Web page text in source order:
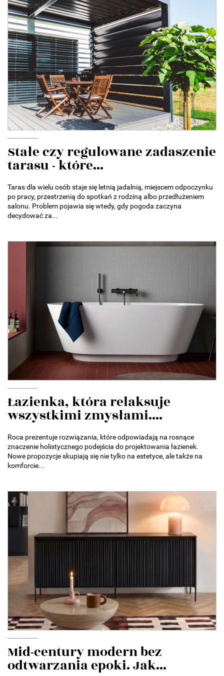
Stałe czy regulowane zadaszenie
tarasu - które...
Taras dla wielu osób staje się letnią jadalnią, miejscem odpoczynku
po pracy, przestrzenią do spotkań z rodziną albo przedłużeniem
salonu. Problem pojawia się wtedy, gdy pogoda zaczyna
decydować za...
Łazienka, która relaksuje
wszystkimi zmysłami....
Roca prezentuje rozwiązania, które odpowiadają na rosnące
znaczenie holistycznego podejścia do projektowania łazienek.
Nowe propozycje skupiają się nie tylko na estetyce, ale także na
komforcie...
Mid-century modern bez
odtwarzania epoki. Jak...